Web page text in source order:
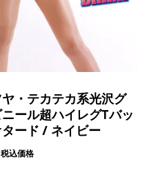
・テカテカ系光沢グ
ール超ハイレグTバッ
ード / ネイビー
税込価格